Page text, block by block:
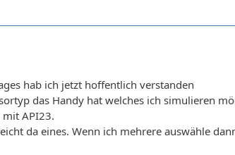
hab ich jetzt hoffentlich verstanden
das Handy hat welches ich simulieren
mit API23.
da eines. Wenn ich mehrere auswähle